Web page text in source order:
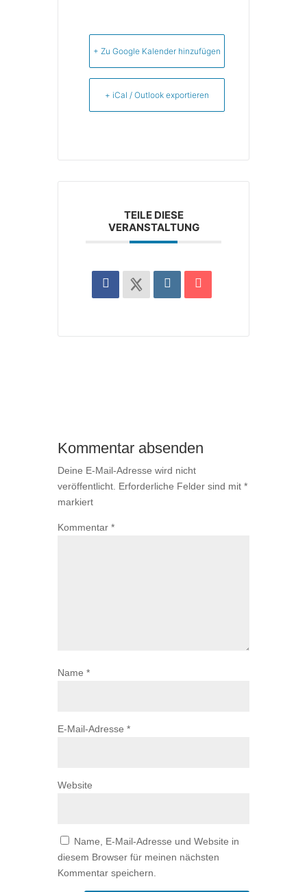
+ Zu Google Kalender hinzufügen
+ iCal / Outlook exportieren
TEILE DIESE
VERANSTALTUNG
Kommentar absenden
Deine E-Mail-Adresse wird nicht
veröffentlicht. Erforderliche Felder sind mit *
markiert
Kommentar *
Name *
E-Mail-Adresse *
Website
Name, E-Mail-Adresse und Website in
diesem Browser für meinen nächsten
Kommentar speichern.